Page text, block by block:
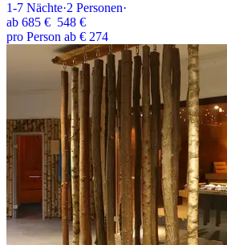
1-7 Nächte·2 Personen·
ab 685 € 548 €
pro Person ab € 274